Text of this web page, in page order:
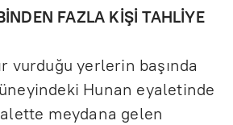
FAZLA KİŞİ TAHLİYE
vurduğu yerlerin başında
Hunan eyaletinde
meydana gelen